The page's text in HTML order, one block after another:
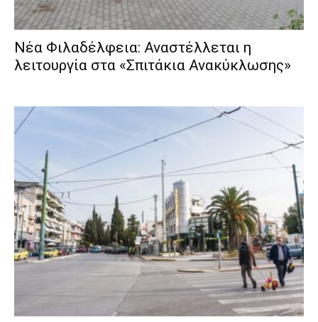
Νέα Φιλαδέλφεια: Αναστέλλεται η
λειτουργία στα «Σπιτάκια Ανακύκλωσης»